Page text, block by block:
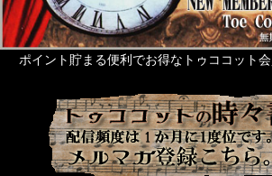
ポイント貯まる便利でお得なトゥココット